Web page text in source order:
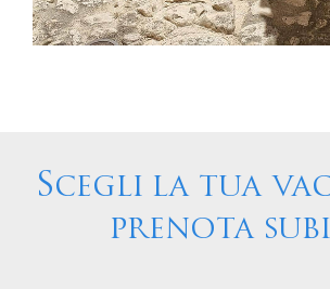
Scegli la tua
prenota